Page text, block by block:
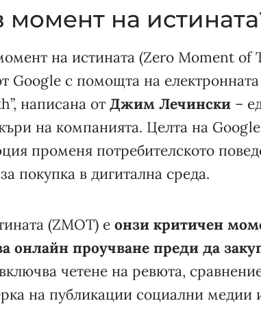
момент на
на истината (Zero Moment of
Google с помощта на
написана от Джим Лечински –
на компанията. Целта на
променя потребителското
покупка в дигитална среда.
(ZMOT) е онзи критичен
онлайн проучване преди да
четене на ревюта,
на публикации социални медии